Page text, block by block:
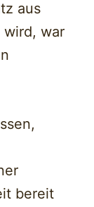
aus
wird, war
bereit